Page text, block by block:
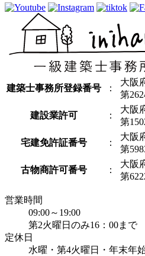
建築士事務所登録番号 ：
大阪
第
建設業許可 ：
大阪
第
宅建免許証番号 ：
大阪
第
古物商許可番号 ：
大阪
第
営業時間
09:00～19:00
第2火曜日のみ16：00まで
定休日
水曜・第4火曜日・年末年